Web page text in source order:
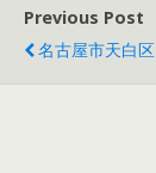
Previous Post
名古屋市天白区